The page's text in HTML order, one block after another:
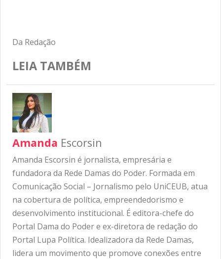
Da Redação
LEIA TAMBÉM
Amanda Escorsin
Amanda Escorsin é jornalista, empresária e
fundadora da Rede Damas do Poder. Formada em
Comunicação Social – Jornalismo pelo UniCEUB, atua
na cobertura de política, empreendedorismo e
desenvolvimento institucional. É editora-chefe do
Portal Dama do Poder e ex-diretora de redação do
Portal Lupa Política. Idealizadora da Rede Damas,
lidera um movimento que promove conexões entre